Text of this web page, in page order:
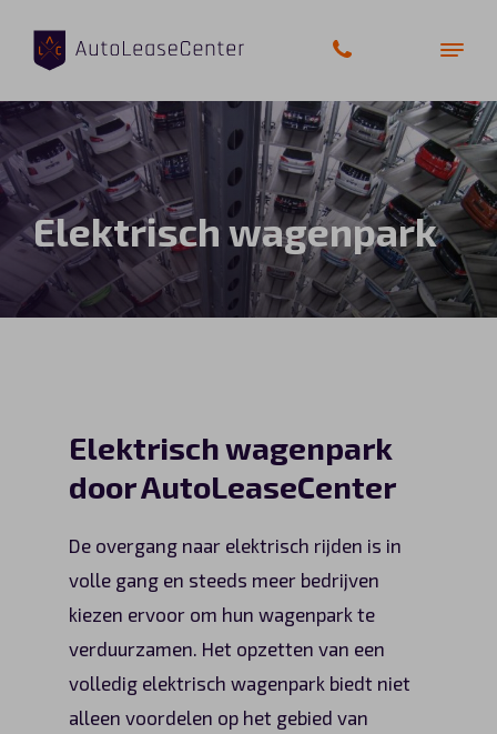
Elektrisch wagenpark
Elektrisch wagenpark
door AutoLeaseCenter
De overgang naar elektrisch rijden is in
volle gang en steeds meer bedrijven
kiezen ervoor om hun wagenpark te
verduurzamen. Het opzetten van een
volledig elektrisch wagenpark biedt niet
alleen voordelen op het gebied van
Zakelijke auto’s
Bedrijfswagens
Elektrische auto’s
Vragen?
Over ons